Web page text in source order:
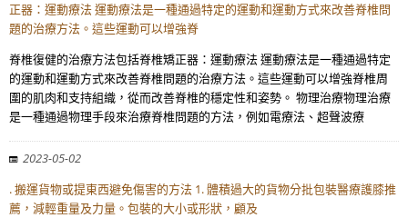
正器：運動療法 運動療法是一種通過特定的運動和運動方式來改善脊椎問
題的治療方法。這些運動可以增強脊
脊椎復健的治療方法包括脊椎矯正器：運動療法 運動療法是一種通過特定
的運動和運動方式來改善脊椎問題的治療方法。這些運動可以增強脊椎周
圍的肌肉和支持組織，從而改善脊椎的穩定性和姿勢。 物理治療物理治療
是一種通過物理手段來治療脊椎問題的方法，例如電療法、超聲波療
2023-05-02
. 搬運貨物或提東西避免傷害的方法 1. 體積過大的貨物分批包裝醫療護膝推
薦，減輕重量及力量。包裝的大小或形狀，顧及